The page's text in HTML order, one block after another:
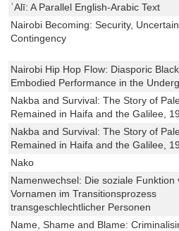
ʿAlī: A Parallel English-Arabic Text
Nairobi Becoming: Security,
Contingency
Nairobi Hip Hop Flow: Diasporic
Embodied Performance in the
Nakba and Survival: The Story of
Remained in Haifa and the Galilee,
Nakba and Survival: The Story of
Remained in Haifa and the Galilee,
Nako
Namenwechsel: Die soziale Funktion
Vornamen im Transitionsprozess
transgeschlechtlicher Personen
Name, Shame and Blame: